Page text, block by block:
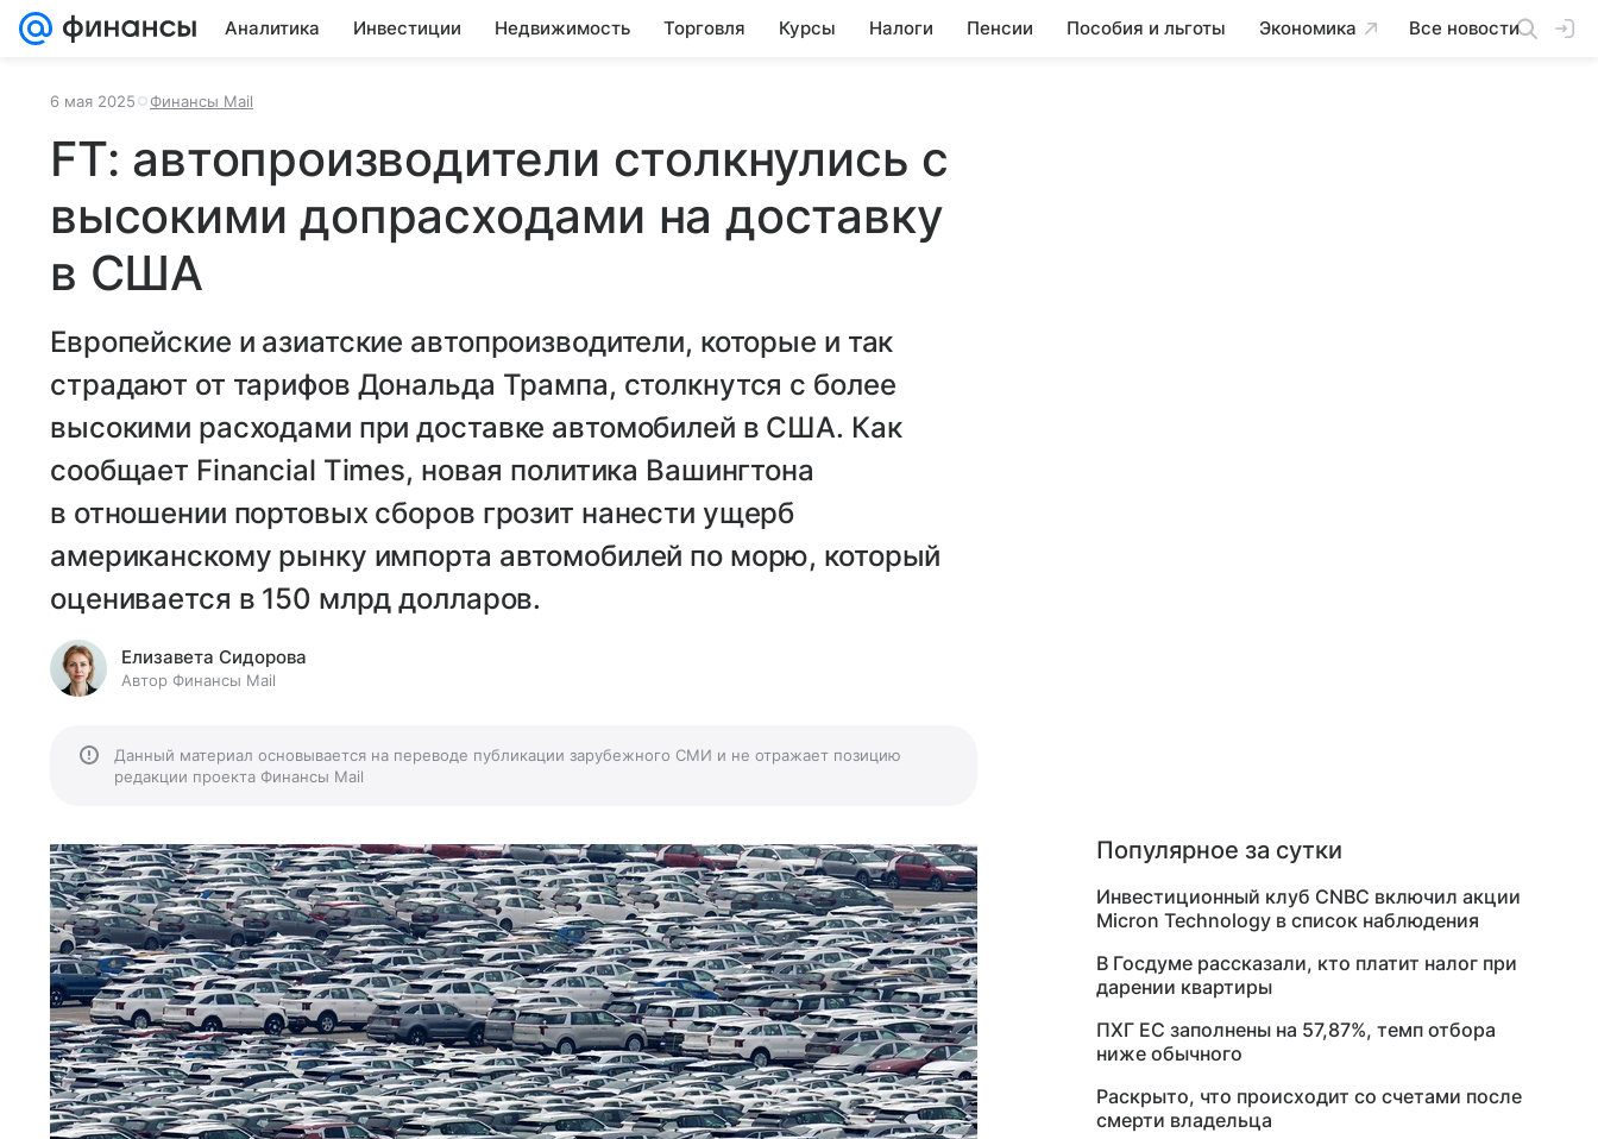
Аналитика Инвестиции Недвижимость Торговля Курсы Налоги Пенсии Пособия и льготы Экономика Все новости
6 мая 2025 Финансы Mail
FT: автопроизводители столкнулись с
высокими допрасходами на доставку
в США
Европейские и азиатские автопроизводители, которые и так
страдают от тарифов Дональда Трампа, столкнутся с более
высокими расходами при доставке автомобилей в США. Как
сообщает Financial Times, новая политика Вашингтона
в отношении портовых сборов грозит нанести ущерб
американскому рынку импорта автомобилей по морю, который
оценивается в 150 млрд долларов.
Елизавета Сидорова
Автор Финансы Mail
Данный материал основывается на переводе публикации зарубежного СМИ и не отражает позицию
редакции проекта Финансы Mail
Популярное за сутки
Инвестиционный клуб CNBC включил акции
Micron Technology в список наблюдения
В Госдуме рассказали, кто платит налог при
дарении квартиры
ПХГ ЕС заполнены на 57,87%, темп отбора
ниже обычного
Раскрыто, что происходит со счетами после
смерти владельца